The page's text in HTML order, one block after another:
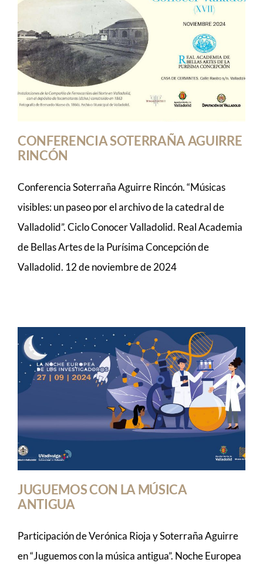
CONFERENCIA SOTERRAÑA AGUIRRE
RINCÓN
Conferencia Soterraña Aguirre Rincón. “Músicas
visibles: un paseo por el archivo de la catedral de
Valladolid”. Ciclo Conocer Valladolid. Real Academia
de Bellas Artes de la Purísima Concepción de
Valladolid. 12 de noviembre de 2024
JUGUEMOS CON LA MÚSICA
ANTIGUA
Participación de Verónica Rioja y Soterraña Aguirre
en “Juguemos con la música antigua”. Noche Europea